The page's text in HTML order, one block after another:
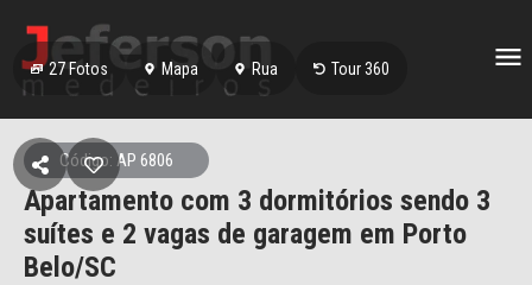
27Fotos Mapa Rua Tour 360
Código: AP 6806
Apartamento com 3 dormitórios sendo 3
suítes e 2 vagas de garagem em Porto
Belo/SC